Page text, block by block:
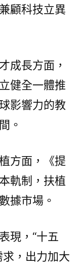
顧科技立異
長方面，
健全一體推
影響力的教
。
方面，《提
軌制，扶植
據市場。
，“十五
，出力加大